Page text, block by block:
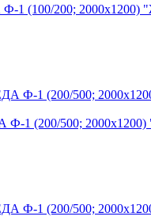
1 (100/200; 2000х1200)
1 (200/500; 2000х1200)